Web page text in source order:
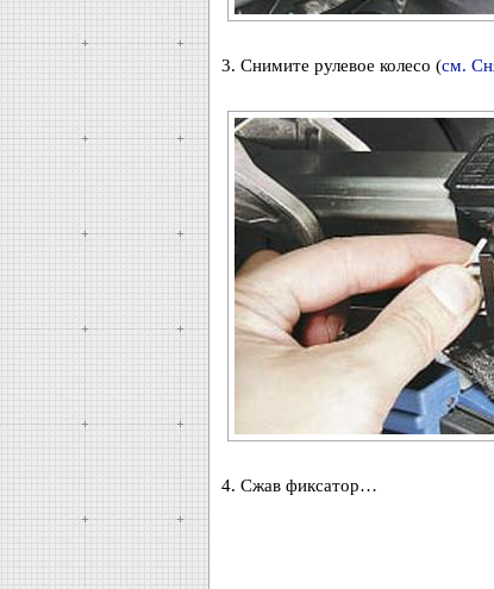
3. Снимите рулевое колесо (см.
4. Сжав фиксатор…